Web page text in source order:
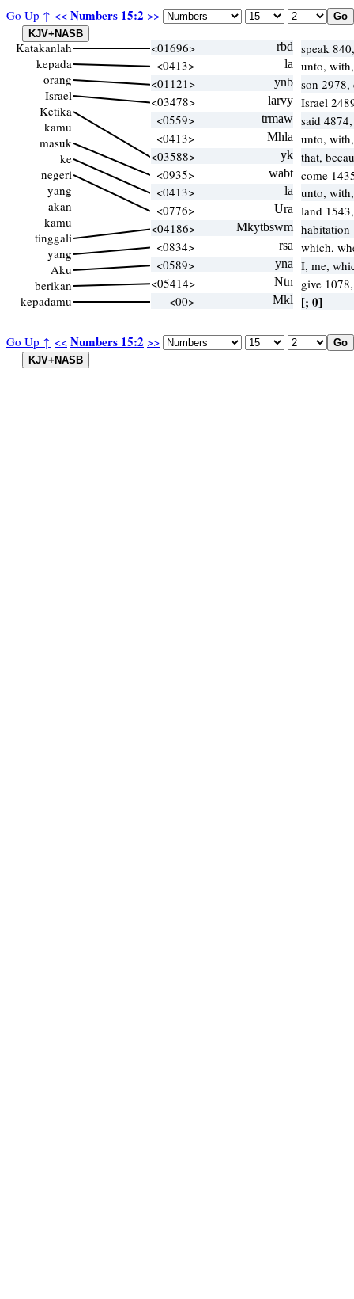
Go Up ↑ << Numbers 15:2 >>
Go Up ↑ << Numbers 15:2 >>
Katakanlah
kepada
orang
Israel
Ketika
kamu
masuk
ke
negeri
yang
akan
kamu
tinggali
yang
Aku
berikan
kepadamu
<01696> rbd
speak
<0413>
la
unto,
<01121>
ynb son
<03478>
larvy Israel
<0559>
trmaw said
<0413>
Mhla
unto,
<03588>
yk that,
<0935>
wabt come
<0413>
la
unto,
<0776>
Ura
land
<04186>
Mkytbswm
<0834>
rsa
which,
<0589>
yna
I, me,
<05414>
Ntn
give
<00>
Mkl [; 0]